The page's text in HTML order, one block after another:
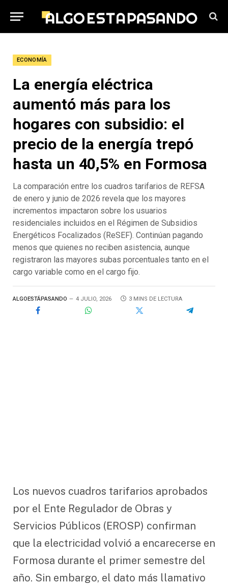
ECONOMÍA
La energía eléctrica
aumentó más para los
hogares con subsidio: el
precio de la energía trepó
hasta un 40,5% en Formosa
La comparación entre los cuadros tarifarios de REFSA
de enero y junio de 2026 revela que los mayores
incrementos impactaron sobre los usuarios
residenciales incluidos en el Régimen de Subsidios
Energéticos Focalizados (ReSEF). Continúan pagando
menos que quienes no reciben asistencia, aunque
registraron las mayores subas porcentuales tanto en el
cargo variable como en el cargo fijo.
ALGOESTÁPASANDO 4 JULIO, 2026 3 MINS DE LECTURA
Los nuevos cuadros tarifarios aprobados
por el Ente Regulador de Obras y
Servicios Públicos (EROSP) confirman
que la electricidad volvió a encarecerse en
Formosa durante el primer semestre del
año. Sin embargo, el dato más llamativo